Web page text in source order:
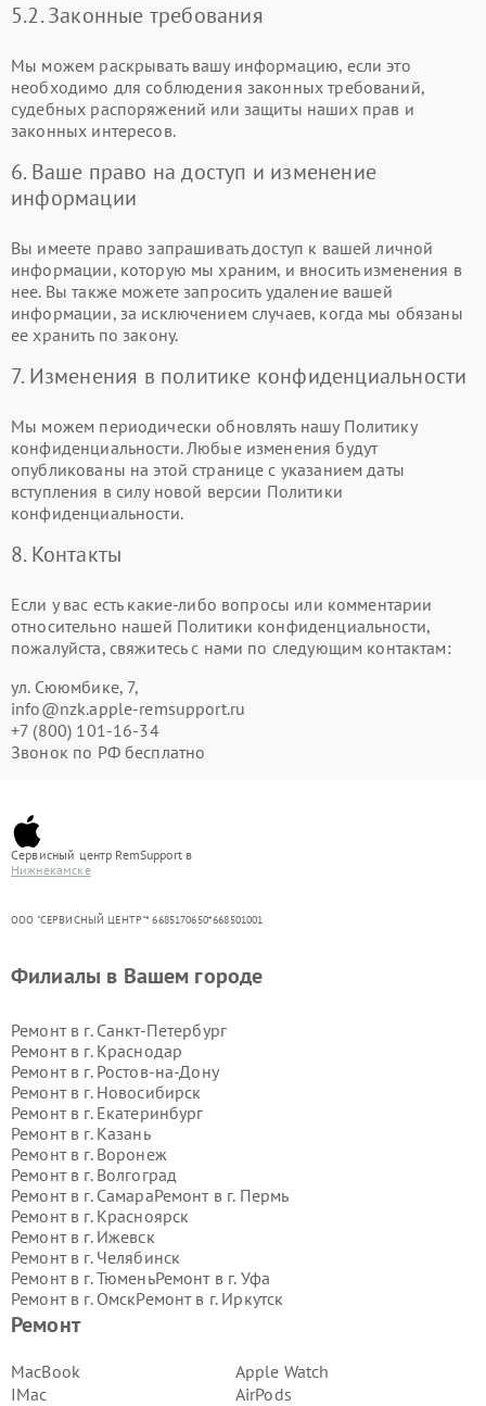
5.2. Законные требования
Мы можем раскрывать вашу информацию, если это
необходимо для соблюдения законных требований,
судебных распоряжений или защиты наших прав и
законных интересов.
6. Ваше право на доступ и изменение
информации
Вы имеете право запрашивать доступ к вашей личной
информации, которую мы храним, и вносить изменения в
нее. Вы также можете запросить удаление вашей
информации, за исключением случаев, когда мы обязаны
ее хранить по закону.
7. Изменения в политике конфиденциальности
Мы можем периодически обновлять нашу Политику
конфиденциальности. Любые изменения будут
опубликованы на этой странице с указанием даты
вступления в силу новой версии Политики
конфиденциальности.
8. Контакты
Если у вас есть какие-либо вопросы или комментарии
относительно нашей Политики конфиденциальности,
пожалуйста, свяжитесь с нами по следующим контактам:
ул. Сююмбике, 7,
info@nzk.apple-remsupport.ru
+7 (800) 101-16-34
Звонок по РФ бесплатно
Сервисный центр RemSupport в
Нижнекамске
ООО "СЕРВИСНЫЙ ЦЕНТР"* 6685170650*668501001
Ремонт
MacBook
IMac
Apple Watch
AirPods
Филиалы в Вашем городе
Ремонт в г. Санкт-Петербург
Ремонт в г. Краснодар
Ремонт в г. Ростов-на-Дону
Ремонт в г. Новосибирск
Ремонт в г. Екатеринбург
Ремонт в г. Казань
Ремонт в г. Воронеж
Ремонт в г. Волгоград
Ремонт в г. СамараРемонт в г. Пермь
Ремонт в г. Красноярск
Ремонт в г. Ижевск
Ремонт в г. Челябинск
Ремонт в г.ТюменьРемонт в г. Уфа
Ремонт в г. ОмскРемонт в г. Иркутск
Ремонт в г.
Ремонт в г.
Ремонт в г.
Ремонт в г.